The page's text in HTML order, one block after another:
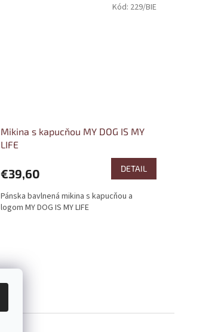
Mikina s kapucňou MY DOG IS MY
LIFE
€39,60 DETAIL
Pánska bavlnená mikina s kapucňou a
logom MY DOG IS MY LIFE
Kód: 229/BIE